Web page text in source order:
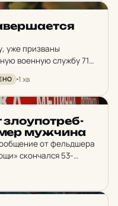
уже призваны
военную службу 718
количества,
центры еще 40
1 хв
зло­у­пот­реб­
муж­чи­на
от фельдшера
скончался 53-
селом Петровка и